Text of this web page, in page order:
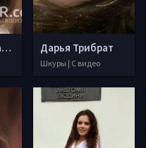
Ульяна Пономарева Дарья Трибрат
Шкуры | С видео